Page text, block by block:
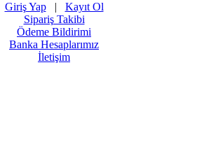
Giriş Yap| Kayıt Ol
Sipariş Takibi
Ödeme Bildirimi
Banka Hesaplarımız
İletişim